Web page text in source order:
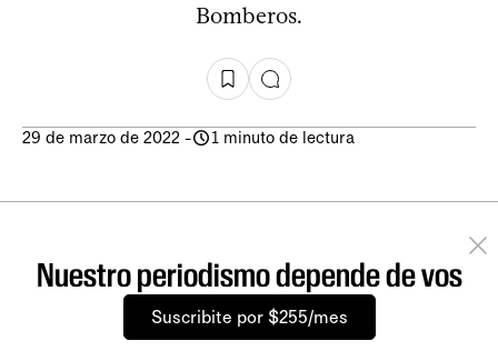
Bomberos.
29 de marzo de 2022 - 1 minuto de lectura
Nuestro periodismo depende de vos
Suscribite por $255/mes